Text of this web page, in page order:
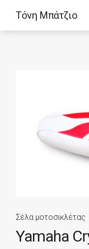
Τόνη Μπάτζιο
Σέλα μοτοσικλέτας
Yamaha